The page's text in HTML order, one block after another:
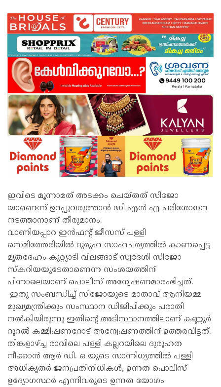
ഇവിടെ മൂന്നാമത് അടക്കം ചെയ്തത് സിജോ
യാണെന്ന് ഉറപ്പുവരുത്താൻ ഡി എൻ എ പരിശോധന
നടത്താനാണ് തീരുമാനം.
വാണിയപ്പാറ ഇൻഫന്റ് ജീസസ് പള്ളി
സെമിത്തേരിയിൽ ദുരൂഹ സാഹചര്യത്തിൽ കാണപ്പെട്ട
മൃതദേഹം കുറ്റ്യാടി വിലങ്ങാട് സ്വദേശി സിജോ
സ്കറിയയുടേതാണെന്ന സംശയത്തിന്
പിന്നാലെയാണ് പൊലിസ് അന്വേഷണമാരംഭിച്ചത്.
ഇതു സംബന്ധിച്ച് സിജോയുടെ മാതാവ് ആനിയമ്മ
മുഖ്യമന്ത്രിക്കും സംസ്ഥാന ഡിജിപിക്കും പരാതി
നൽകിയിരുന്നു ഇതിൻ്റെ അടിസ്ഥാനത്തിലാണ് കണ്ണൂർ
റൂറൽ കമ്മിഷണറോട് അന്വേഷണത്തിന് ഉത്തരവിട്ടത്.
തിങ്കളാഴ്ച്ച രാവിലെ പള്ളി കല്ലറയിലെ ദുരൂഹത
നീക്കാൻ ആർ ഡി. ഒ യുടെ സാന്നിധ്യത്തിൽ പള്ളി
അധികൃതർ ജനപ്രതിനിധികൾ, ഉന്നത പൊലിസ്
ഉദ്യോഗസ്ഥർ എന്നിവരുടെ ഉന്നത യോഗം